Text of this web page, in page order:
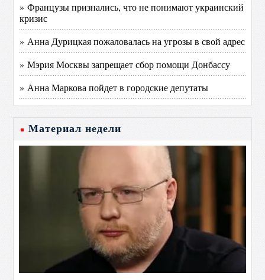
» Французы признались, что не понимают украинский
кризис
» Анна Дурицкая пожаловалась на угрозы в свой адрес
» Мэрия Москвы запрещает сбор помощи Донбассу
» Анна Маркова пойдет в городские депутаты
Материал недели